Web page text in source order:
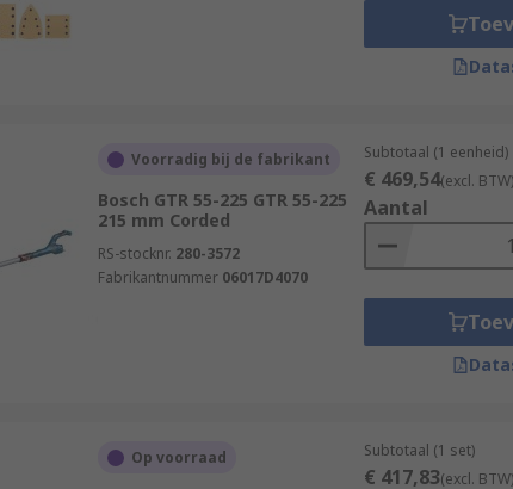
Voorradig bij de fabrikant
Bosch GTR 55-225 GTR 55-225
215 mm Corded
RS-stocknr. 280-3572
Fabrikantnummer 06017D4070
Subtotaal (1 eenheid)
€ 469,54(excl. BTW)
Aantal
Op voorraad Subtotaal (1 set)
€ 417,83(excl. BTW)